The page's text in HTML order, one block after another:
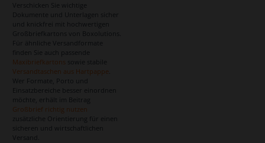
Verschicken Sie wichtige
Dokumente und Unterlagen sicher
und knickfrei mit hochwertigen
Großbriefkartons von Boxolutions.
Für ähnliche Versandformate
finden Sie auch passende
Maxibriefkartons sowie stabile
Versandtaschen aus Hartpappe
Wer Formate, Porto und
Einsatzbereiche besser einordnen
möchte, erhält im Beitrag
Großbrief richtig nutzen
zusätzliche Orientierung für einen
sicheren und wirtschaftlichen
Versand.